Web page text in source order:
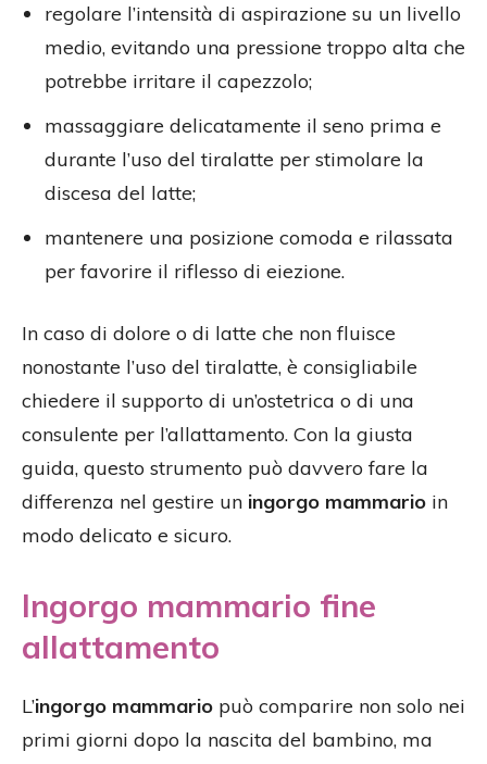
regolare l’intensità di aspirazione su un livello
medio, evitando una pressione troppo alta che
potrebbe irritare il capezzolo;
massaggiare delicatamente il seno prima e
durante l’uso del tiralatte per stimolare la
discesa del latte;
mantenere una posizione comoda e rilassata
per favorire il riflesso di eiezione.
In caso di dolore o di latte che non fluisce
nonostante l’uso del tiralatte, è consigliabile
chiedere il supporto di un’ostetrica o di una
consulente per l’allattamento. Con la giusta
guida, questo strumento può davvero fare la
differenza nel gestire un ingorgo mammario in
modo delicato e sicuro.
Ingorgo mammario fine
allattamento
L’ingorgo mammario può comparire non solo nei
primi giorni dopo la nascita del bambino, ma